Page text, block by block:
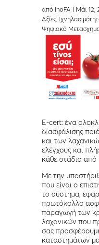
από InoFA | Μάι 12,
Αξίες
Ψηφιακό
E-cert: ένα
διασφάλισης
και των
ελέγχους και
κάθε στάδιο
Με την
που είναι ο
το σύστημα,
πρωτόκολλο
παραγωγή των
λαχανικών που
σας
καταστημάτων